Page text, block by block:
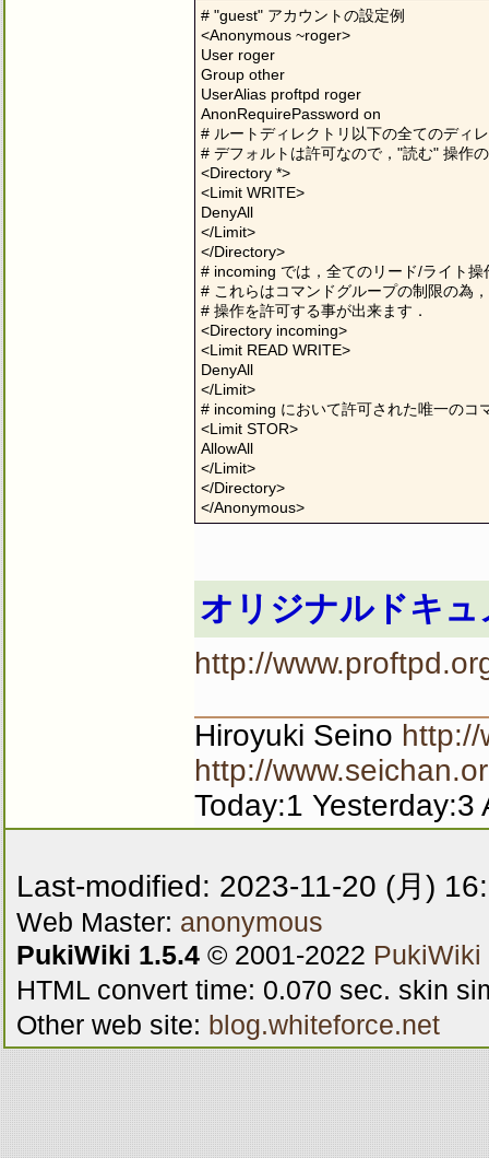
# "guest" アカウントの設定例
<Anonymous ~roger>
User roger
Group other
UserAlias proftpd roger
AnonRequirePassword on
# ルートディレクトリ以下の全てのディ
# デフォルトは許可なので，"読む" 操作
<Directory *>
<Limit WRITE>
DenyAll
</Limit>
</Directory>
# incoming では，全てのリード/ライト操
# これらはコマンドグループの制限の為
# 操作を許可する事が出来ます．
<Directory incoming>
<Limit READ WRITE>
DenyAll
</Limit>
# incoming において許可された唯一のコ
<Limit STOR>
AllowAll
</Limit>
</Directory>
</Anonymous>
オリジナルドキュ
http://
Hiroyuki Seino
http://
Today:1 Yesterday:3
Last-modified: 2023-11-20 (月)
Web Master: anonymous
PukiWiki 1.5.4 © 2001-2022 PukiWiki
HTML convert time: 0.070 sec. skin
Other web site: blog.whiteforce.net